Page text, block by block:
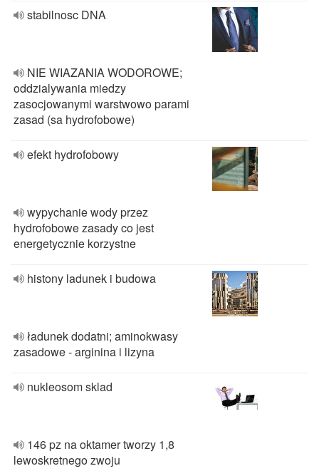
stabilnosc DNA
NIE WIAZANIA WODOROWE;
oddzialywania miedzy
zasocjowanymi warstwowo parami
zasad (sa hydrofobowe)
efekt hydrofobowy
wypychanie wody przez
hydrofobowe zasady co jest
energetycznie korzystne
histony ladunek i budowa
ładunek dodatni; aminokwasy
zasadowe - arginina i lizyna
nukleosom sklad
146 pz na oktamer tworzy 1,8
lewoskretnego zwoju